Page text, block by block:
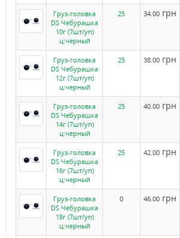
Груз-головка
DS Чебурашка
10г (7шт/уп)
ц:черный
25 34.00 грн
Груз-головка
DS Чебурашка
12г (7шт/уп)
ц:черный
25 38.00 грн
Груз-головка
DS Чебурашка
14г (7шт/уп)
ц:черный
25 40.00 грн
Груз-головка
DS Чебурашка
16г (7шт/уп)
ц:черный
25 42.00 грн
Груз-головка
DS Чебурашка
18г (7шт/уп)
ц:черный
0 46.00 грн